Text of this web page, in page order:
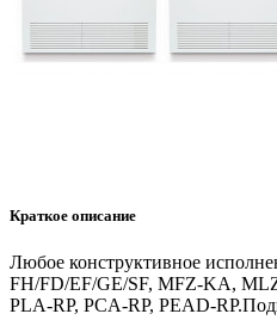
персональных
данных.
Краткое описание
Любое конструктивное
FH/FD/EF/GE/SF, MFZ-KA,
PLA-RP, PCA-RP, PEAD-